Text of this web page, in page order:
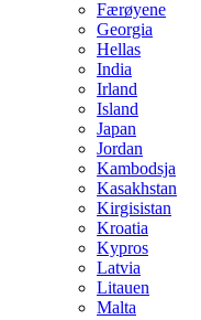
Færøyene
Georgia
Hellas
India
Irland
Island
Japan
Jordan
Kambodsja
Kasakhstan
Kirgisistan
Kroatia
Kypros
Latvia
Litauen
Malta